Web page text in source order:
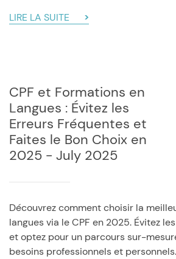
LIRE LA SUITE
CPF et Formations en
Langues : Évitez les
Erreurs Fréquentes et
Faites le Bon Choix en
2025 - July 2025
Découvrez comment choisir la
langues via le CPF en 2025. Évitez
et optez pour un parcours sur-
besoins professionnels et